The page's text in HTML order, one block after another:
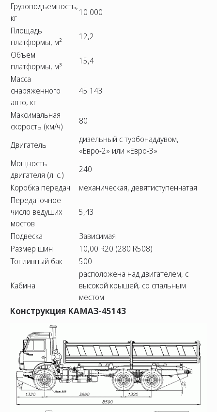
Грузоподъемность,
кг
10 000
Площадь
платформы, м²
12,2
Объем
платформы, м³
15,4
Масса
снаряженного
авто, кг
45 143
Максимальная
скорость (км/ч)
80
Двигатель
дизельный с турбонаддувом,
«Евро-2» или «Евро-3»
Мощность
двигателя (л. с.)
240
Коробка передач
механическая, девятиступенчатая
Передаточное
число ведущих
мостов
5,43
Подвеска
Зависимая
Размер шин
10,00 R20 (280 R508)
Топливный бак
500
Кабина
расположена над двигателем, с
высокой крышей, со спальным
местом
Конструкция КАМАЗ-45143